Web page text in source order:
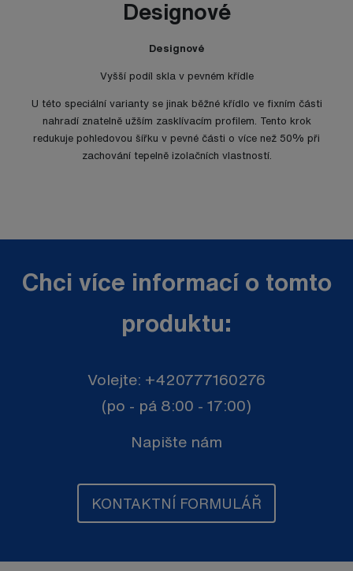
Designové
Designové
Vyšší podíl skla v pevném křídle
U této speciální varianty se jinak běžné křídlo ve fixním části
nahradí znatelně užším zasklívacím profilem. Tento krok
redukuje pohledovou šířku v pevné části o více než 50% při
zachování tepelně izolačních vlastností.
Chci více informací o tomto
produktu:
Volejte: +420777160276
(po - pá 8:00 - 17:00)
Napište nám
KONTAKTNÍ FORMULÁŘ